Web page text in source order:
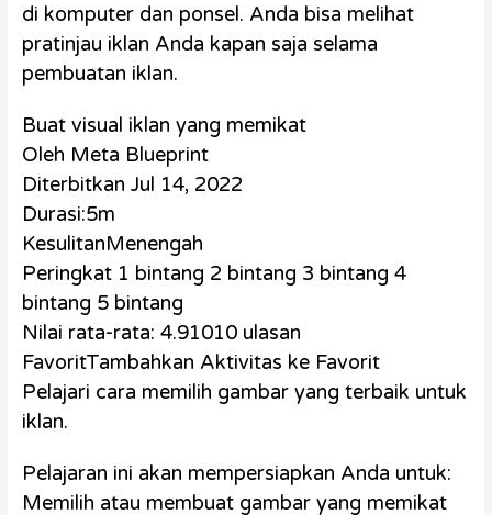
di komputer dan ponsel. Anda bisa melihat
pratinjau iklan Anda kapan saja selama
pembuatan iklan.
Buat visual iklan yang memikat
Oleh Meta Blueprint
Diterbitkan Jul 14, 2022
Durasi:5m
KesulitanMenengah
Peringkat 1 bintang 2 bintang 3 bintang 4
bintang 5 bintang
Nilai rata-rata: 4.91010 ulasan
FavoritTambahkan Aktivitas ke Favorit
Pelajari cara memilih gambar yang terbaik untuk
iklan.
Pelajaran ini akan mempersiapkan Anda untuk:
Memilih atau membuat gambar yang memikat